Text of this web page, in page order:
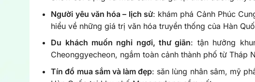
Người yêu văn hóa – lịch sử: khám phá Cảnh Phúc
hiểu về những giá trị văn hóa truyền thống của Hàn
Du khách muốn nghỉ ngơi, thư giãn: tận hưởng
Cheonggyecheon, ngắm toàn cảnh thành phố từ Tháp
Tín đồ mua sắm và làm đẹp: săn lùng nhân sâm, mỹ